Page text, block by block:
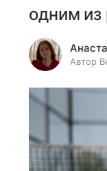
одним из
Автор